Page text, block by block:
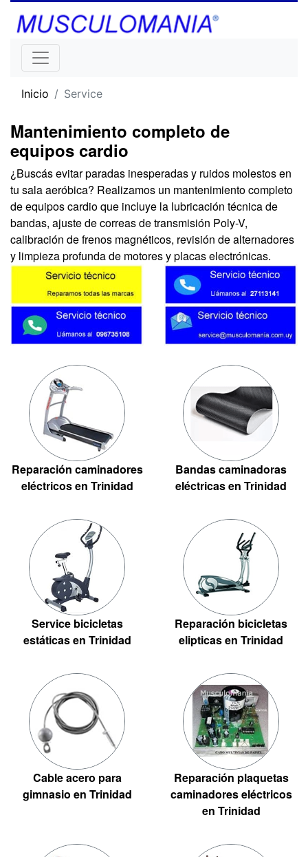
Inicio Service
Mantenimiento completo de
equipos cardio
¿Buscás evitar paradas inesperadas y ruidos molestos en
tu sala aeróbica? Realizamos un mantenimiento completo
de equipos cardio que incluye la lubricación técnica de
bandas, ajuste de correas de transmisión Poly-V,
calibración de frenos magnéticos, revisión de alternadores
y limpieza profunda de motores y placas electrónicas.
Reparación caminadores
eléctricos en Trinidad
Bandas caminadoras
eléctricas en Trinidad
Service bicicletas
estáticas en Trinidad
Reparación bicicletas
elipticas en Trinidad
Cable acero para
gimnasio en Trinidad
Reparación plaquetas
caminadores eléctricos
en Trinidad